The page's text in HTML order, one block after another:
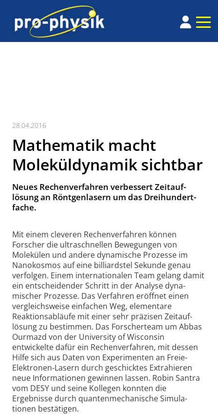
28.04.2016
Mathematik macht
Moleküldynamik sichtbar
Neues Rechenverfahren verbessert Zeit­auf­
lösung an Rönt­gen­lasern um das Drei­hundert­
fache.
Mit einem cleveren Rechenverfahren können
Forscher die ultra­schnellen Bewegungen von
Molekülen und andere dynamische Prozesse im
Nano­kosmos auf eine billiard­stel Sekunde genau
verfolgen. Einem inter­nationalen Team gelang damit
ein ent­scheidender Schritt in der Analyse dyna­
mischer Prozesse. Das Verfahren eröffnet einen
vergleichs­weise ein­fachen Weg, elementare
Reaktions­abläufe mit einer sehr präzisen Zeit­auf­
lösung zu bestimmen. Das Forscher­team um Abbas
Ourmazd von der Uni­versity of Wisconsin
entwickelte dafür ein Rechen­ver­fahren, mit dessen
Hilfe sich aus Daten von Experi­menten an Freie-
Elektronen-Lasern durch geschicktes Extra­hieren
neue Infor­mationen gewinnen lassen. Robin Santra
vom DESY und seine Kollegen konnten die
Ergebnisse durch quanten­mechanische Simu­la­
tionen bestätigen.